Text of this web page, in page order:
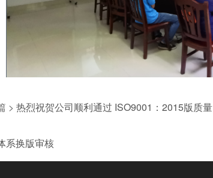
> 热烈祝贺公司顺利通过 ISO9001：2015版质量
系换版审核